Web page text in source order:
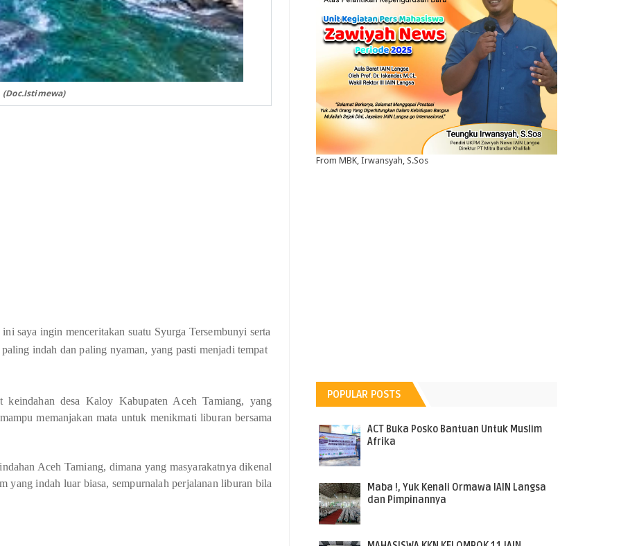
(Doc.Istimewa)
ini saya ingin menceritakan suatu Syurga Tersembunyi serta
indah dan paling nyaman, yang pasti menjadi tempat
keindahan desa Kaloy Kabupaten Aceh Tamiang, yang
memanjakan mata untuk menikmati liburan bersama
Aceh Tamiang, dimana yang masyarakatnya dikenal
yang indah luar biasa, sempurnalah perjalanan liburan bila
From MBK, Irwansyah, S.Sos
POPULAR POSTS
ACT Buka Posko Bantuan Untuk Muslim
Afrika
Maba !, Yuk Kenali Ormawa IAIN Langsa
dan Pimpinannya